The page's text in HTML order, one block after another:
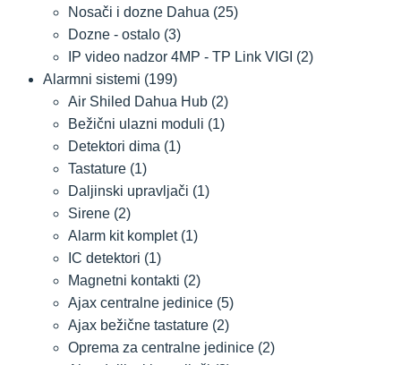
Nosači i dozne Dahua (25)
Dozne - ostalo (3)
IP video nadzor 4MP - TP Link VIGI (2)
Alarmni sistemi (199)
Air Shiled Dahua Hub (2)
Bežični ulazni moduli (1)
Detektori dima (1)
Tastature (1)
Daljinski upravljači (1)
Sirene (2)
Alarm kit komplet (1)
IC detektori (1)
Magnetni kontakti (2)
Ajax centralne jedinice (5)
Ajax bežične tastature (2)
Oprema za centralne jedinice (2)